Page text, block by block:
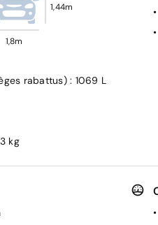
AV
LED Pure Vision
des roues (ABS)
trajectoire ESC
1,8m
1,44m
rabattus) : 1069 L
kg